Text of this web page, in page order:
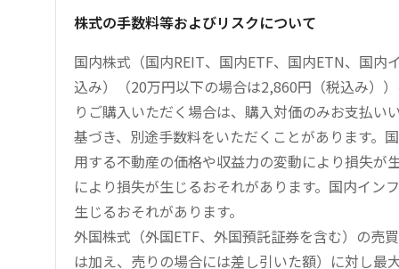
株式の手数料等およびリスクについて
国内株式（国内REIT、国内ETF、国内ETN、国
込み）（20万円以下の場合は2,860円（税込み）
りご購入いただく場合は、購入対価のみお支払
基づき、別途手数料をいただくことがあります。
用する不動産の価格や収益力の変動により損失が
により損失が生じるおそれがあります。国内イン
生じるおそれがあります。
外国株式（外国ETF、外国預託証券を含む）の売
は加え、売りの場合には差し引いた額）に対し